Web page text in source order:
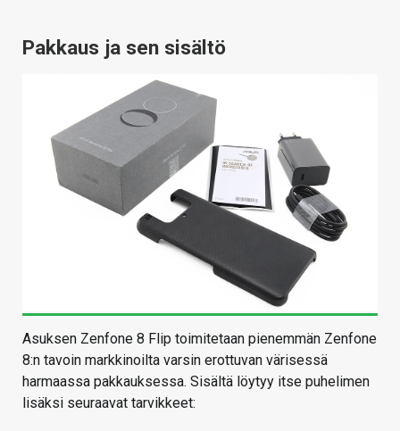
Pakkaus ja sen sisältö
Asuksen Zenfone 8 Flip toimitetaan pienemmän Zenfone
8:n tavoin markkinoilta varsin erottuvan värisessä
harmaassa pakkauksessa. Sisältä löytyy itse puhelimen
lisäksi seuraavat tarvikkeet: